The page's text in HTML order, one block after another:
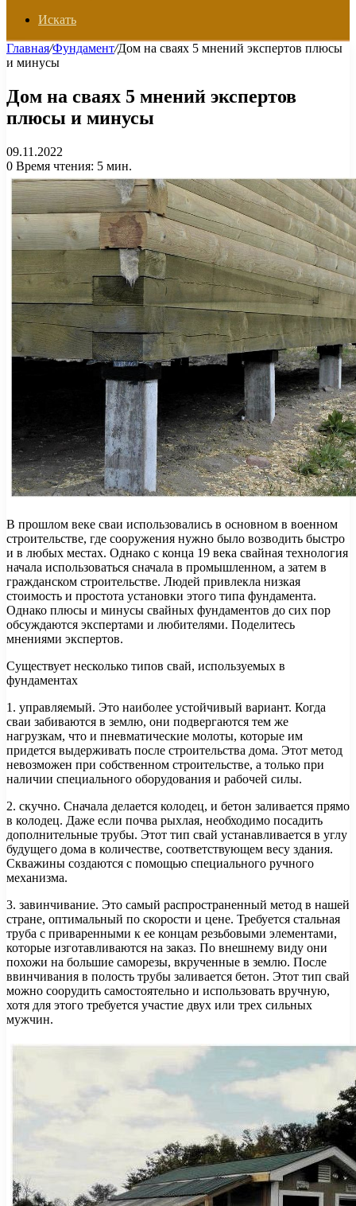
Искать
Главная/Фундамент/Дом на сваях 5 мнений экспертов плюсы
и минусы
Дом на сваях 5 мнений экспертов
плюсы и минусы
09.11.2022
0 Время чтения: 5 мин.
В прошлом веке сваи использовались в основном в военном
строительстве, где сооружения нужно было возводить быстро
и в любых местах. Однако с конца 19 века свайная технология
начала использоваться сначала в промышленном, а затем в
гражданском строительстве. Людей привлекла низкая
стоимость и простота установки этого типа фундамента.
Однако плюсы и минусы свайных фундаментов до сих пор
обсуждаются экспертами и любителями. Поделитесь
мнениями экспертов.
Существует несколько типов свай, используемых в
фундаментах
1. управляемый. Это наиболее устойчивый вариант. Когда
сваи забиваются в землю, они подвергаются тем же
нагрузкам, что и пневматические молоты, которые им
придется выдерживать после строительства дома. Этот метод
невозможен при собственном строительстве, а только при
наличии специального оборудования и рабочей силы.
2. скучно. Сначала делается колодец, и бетон заливается прямо
в колодец. Даже если почва рыхлая, необходимо посадить
дополнительные трубы. Этот тип свай устанавливается в углу
будущего дома в количестве, соответствующем весу здания.
Скважины создаются с помощью специального ручного
механизма.
3. завинчивание. Это самый распространенный метод в нашей
стране, оптимальный по скорости и цене. Требуется стальная
труба с приваренными к ее концам резьбовыми элементами,
которые изготавливаются на заказ. По внешнему виду они
похожи на большие саморезы, вкрученные в землю. После
ввинчивания в полость трубы заливается бетон. Этот тип свай
можно соорудить самостоятельно и использовать вручную,
хотя для этого требуется участие двух или трех сильных
мужчин.